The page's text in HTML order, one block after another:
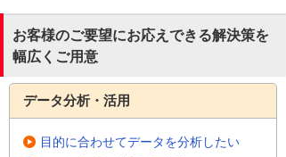
お客様のご要望にお応えできる解決策を
幅広くご用意
データ分析・活用
目的に合わせてデータを分析したい